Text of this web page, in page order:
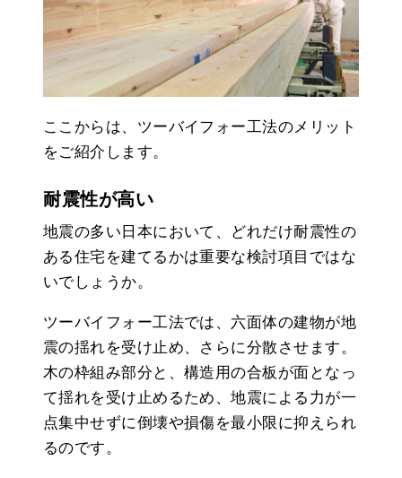
ここからは、ツーバイフォー工法のメリット
をご紹介します。
耐震性が高い
地震の多い日本において、どれだけ耐震性の
ある住宅を建てるかは重要な検討項目ではな
いでしょうか。
ツーバイフォー工法では、六面体の建物が地
震の揺れを受け止め、さらに分散させます。
木の枠組み部分と、構造用の合板が面となっ
て揺れを受け止めるため、地震による力が一
点集中せずに倒壊や損傷を最小限に抑えられ
るのです。